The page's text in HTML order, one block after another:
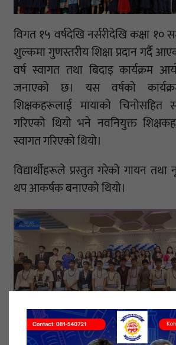
विगत १५ वर्षदेखि नर्सरीदेखि कक्षा १०
शुल्कमा गुणस्तरीय शिक्षा प्रदान गर्दै
वर्ष स्वागत तथा बिदाइ कार्यक्रम
जनाएको छ। यस वर्षको
शिक्षकहरूलाई मायाको चिनोसहित
गरिएको थियो भने नवनियुक्त
स्वागत गरिएको थियो।
विद्यार्थीहरूले प्रस्तुत गरेको गायन तथा
थप आकर्षक बनाएको थियो।